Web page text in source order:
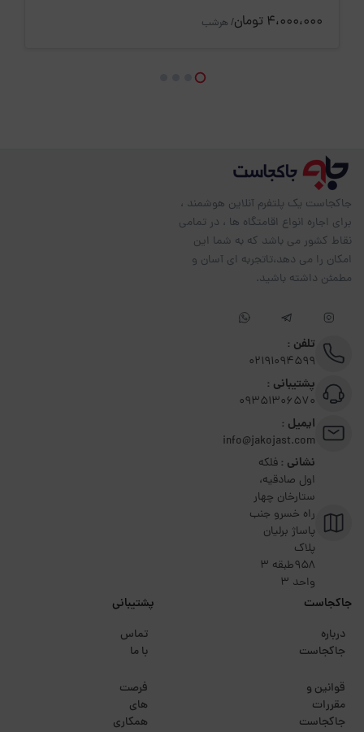
4،000،000 تومان / هرشب
جاکجاست یک پلتفرم آنلاین هوشمند ،
برای اجاره انواع اقامتگاه ها ، در تمامی
نقاط کشور می باشد که به شما این
امکان را می دهد،تاتجربه ای آسان و
مطمئن داشته باشید.
تلفن :
02191094599
پشتیبانی :
09351306570
ایمیل :
info@jakojast.com
نشانی :فلکه
اول صادقیه،
ستارخان چهار
راه خسرو جنب
پاساژ برلیان
پلاک
۹۵۸طبقه 3
واحد 3
جاکجاست
درباره
جاکجاست
قوانین و
مقررات
جاکجاست
پشتیبانی
تماس
با ما
فرصت
های
همکاری